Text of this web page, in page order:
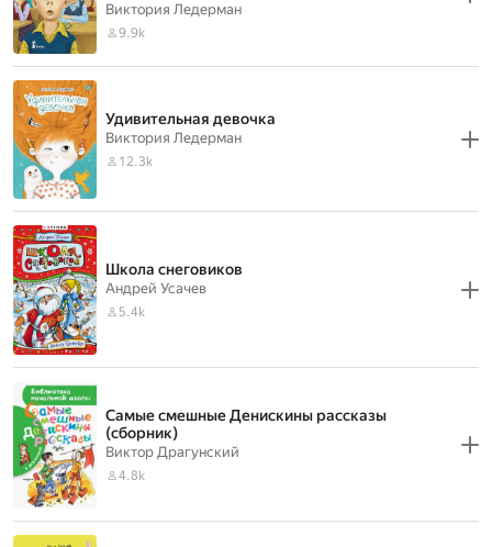
Виктория Ледерман
9.9k
Удивительная девочка
Виктория Ледерман
12.3k
Школа снеговиков
Андрей Усачев
5.4k
Самые смешные Денискины рассказы
(сборник)
Виктор Драгунский
4.8k